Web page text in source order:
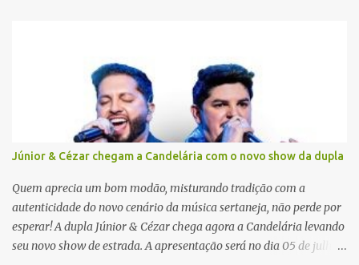
Júnior & Cézar chegam a Candelária com o novo show da dupla
Quem aprecia um bom modão, misturando tradição com a
autenticidade do novo cenário da música sertaneja, não perde por
esperar! A dupla Júnior & Cézar chega agora a Candelária levando
seu novo show de estrada. A apresentação será no dia 05 de julho